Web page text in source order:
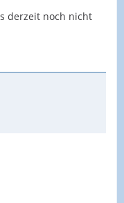
derzeit noch nicht